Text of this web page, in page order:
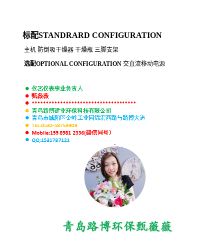
标配STANDRARD CONFIGURATION
主机 防倒吸干燥器 干燥瓶 三脚支架
选配OPTIONAL CONFIGURATION 交直流移动电源